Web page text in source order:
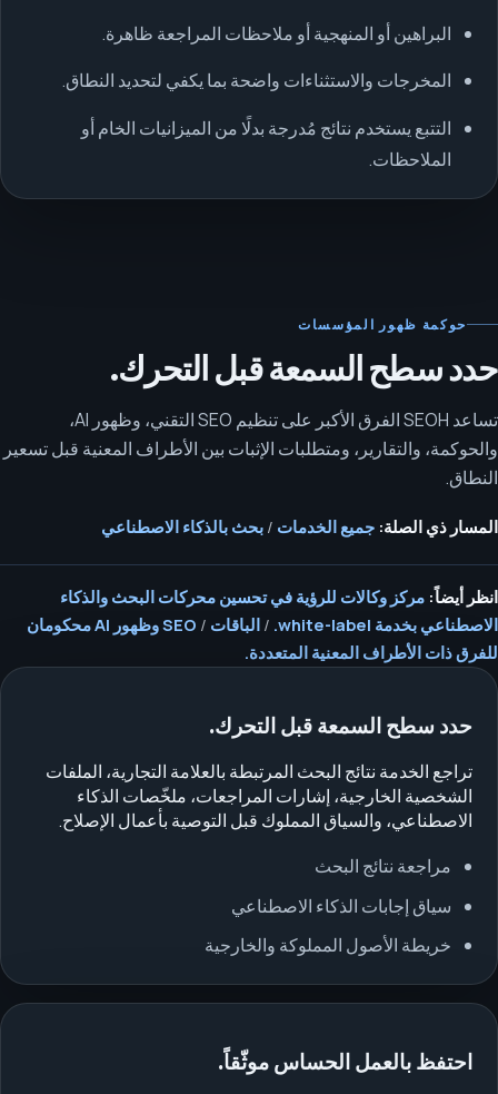
البراهين أو المنهجية أو ملاحظات المراجعة ظاهرة.
المخرجات والاستثناءات واضحة بما يكفي لتحديد النطاق.
التتبع يستخدم نتائج مُدرجة بدلًا من الميزانيات الخام أو
الملاحظات.
حوكمة ظهور المؤسسات
حدد سطح السمعة قبل التحرك.
تساعد SEOH الفرق الأكبر على تنظيم SEO التقني، وظهور AI،
والحوكمة، والتقارير، ومتطلبات الإثبات بين الأطراف المعنية قبل تسعير
النطاق.
المسار ذي الصلة: جميع الخدمات / بحث بالذكاء الاصطناعي
انظر أيضاً: مركز وكالات للرؤية في تحسين محركات البحث والذكاء
الاصطناعي بخدمة white-label.
/ الباقات /
SEO وظهور AI محكومان
للفرق ذات الأطراف المعنية المتعددة.
حدد سطح السمعة قبل التحرك.
تراجع الخدمة نتائج البحث المرتبطة بالعلامة التجارية، الملفات
الشخصية الخارجية، إشارات المراجعات، ملخّصات الذكاء
الاصطناعي، والسياق المملوك قبل التوصية بأعمال الإصلاح.
مراجعة نتائج البحث
سياق إجابات الذكاء الاصطناعي
خريطة الأصول المملوكة والخارجية
احتفظ بالعمل الحساس موثّقاً.